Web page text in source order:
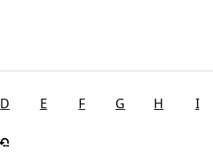
D E F G H I